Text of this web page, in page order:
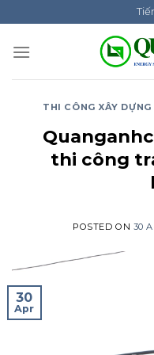
to
content
THI CÔNG XÂY
thi công
POSTED ON 30
30
Apr